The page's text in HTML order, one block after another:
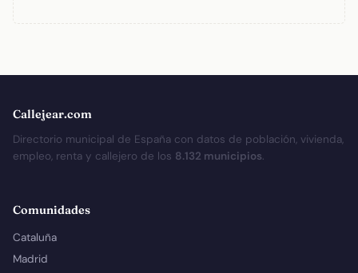
Callejear.com
Directorio municipal de España con datos de población, vivienda,
empleo, renta y callejero de los 8.132 municipios.
Comunidades
Cataluña
Madrid